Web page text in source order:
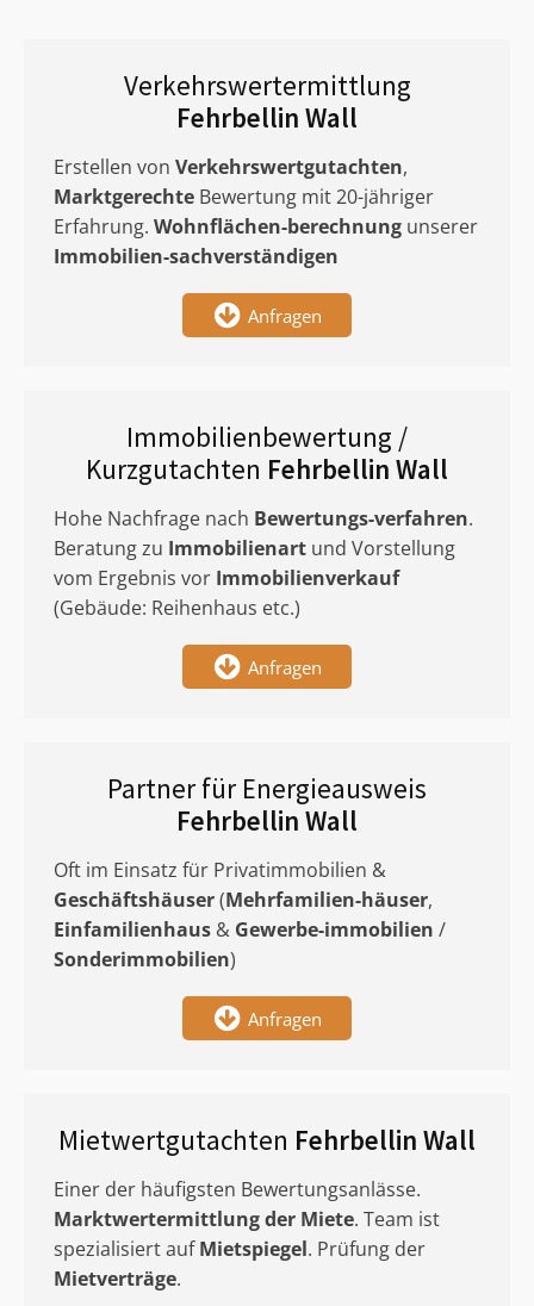
Verkehrswertermittlung
Fehrbellin Wall
Erstellen von Verkehrswertgutachten,
Marktgerechte Bewertung mit 20-jähriger
Erfahrung. Wohnflächen-berechnung unserer
Immobilien-sachverständigen
Anfragen
Immobilienbewertung /
Kurzgutachten Fehrbellin Wall
Hohe Nachfrage nach Bewertungs-verfahren.
Beratung zu Immobilienart und Vorstellung
vom Ergebnis vor Immobilienverkauf
(Gebäude: Reihenhaus etc.)
Anfragen
Partner für Energieausweis
Fehrbellin Wall
Oft im Einsatz für Privatimmobilien &
Geschäftshäuser(Mehrfamilien-häuser,
Einfamilienhaus & Gewerbe-immobilien /
Sonderimmobilien)
Anfragen
Mietwertgutachten Fehrbellin Wall
Einer der häufigsten Bewertungsanlässe.
Marktwertermittlungder Miete. Team ist
spezialisiert aufMietspiegel. Prüfung der
Mietverträge.